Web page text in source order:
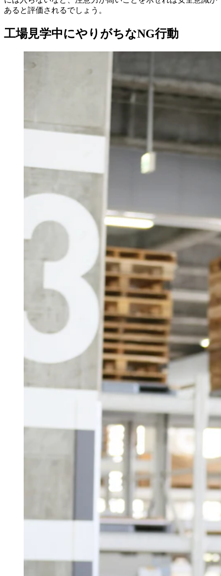
あると評価されるでしょう。
工場見学中にやりがちなNG行動